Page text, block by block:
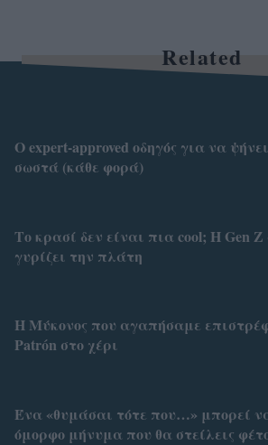
Related
Ο expert-approved οδηγός για να
σωστά (κάθε φορά)
Το κρασί δεν είναι πια cool; Η Gen
γυρίζει την πλάτη
Η Μύκονος που αγαπήσαμε
Patrón στο χέρι
Ένα «θυμάσαι τότε που…» μπορεί
όμορφο μήνυμα που θα στείλεις